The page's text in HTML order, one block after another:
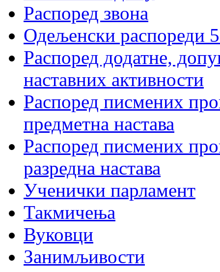
Распоред звона
Одељенски распореди
Распоред додатне,
наставних активности
Распоред писмених
предметна настава
Распоред писмених
разредна настава
Ученички парламент
Такмичења
Вуковци
Занимљивости